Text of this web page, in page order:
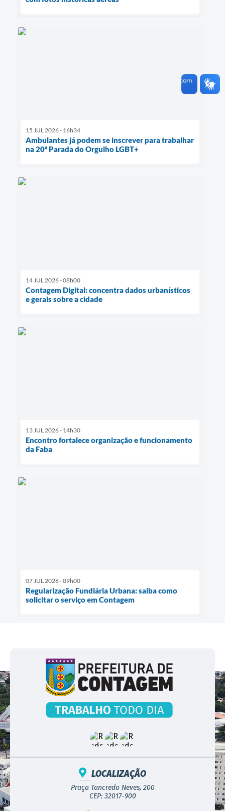
15 JUL 2026 - 16h34
Ambulantes já podem se inscrever para trabalhar
na 20ª Parada do Orgulho LGBT+
14 JUL 2026 - 08h00
Contagem Digital: concentra dados urbanísticos
e gerais sobre a cidade
13 JUL 2026 - 14h30
Encontro fortalece organização e funcionamento
da Faba
07 JUL 2026 - 09h00
Regularização Fundiária Urbana: saiba como
solicitar o serviço em Contagem
LOCALIZAÇÃO
Praça Tancredo Neves, 200
CEP: 32017-900